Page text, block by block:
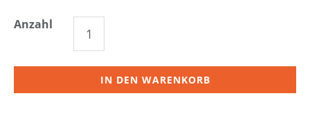
Anzahl
IN DEN WARENKORB